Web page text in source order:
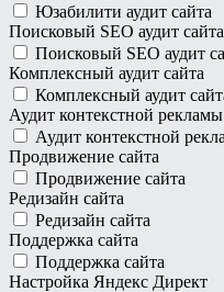
Юзабилити аудит сайта
Поисковый SEO аудит сайта
Поисковый SEO аудит
Комплексный аудит сайта
Комплексный аудит
Аудит контекстной рекламы
Аудит контекстной
Продвижение сайта
Продвижение сайта
Редизайн сайта
Редизайн сайта
Поддержка сайта
Поддержка сайта
Настройка Яндекс Директ